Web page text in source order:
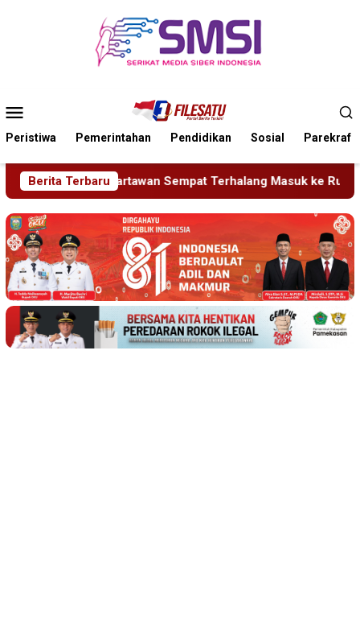
Mobile
Peristiwa Pemerintahan Pendidikan Sosial Parekraf
Berita Terbaru
Terhalang Masuk ke Ruang UGD Sambut HUT RI